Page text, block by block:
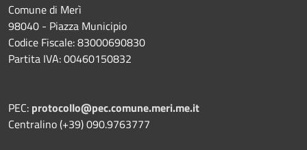
Comune di Merì
98040 - Piazza Municipio
Codice Fiscale: 83000690830
Partita IVA: 00460150832
PEC: protocollo@pec.comune.meri.me.it
Centralino (+39) 090.9763777